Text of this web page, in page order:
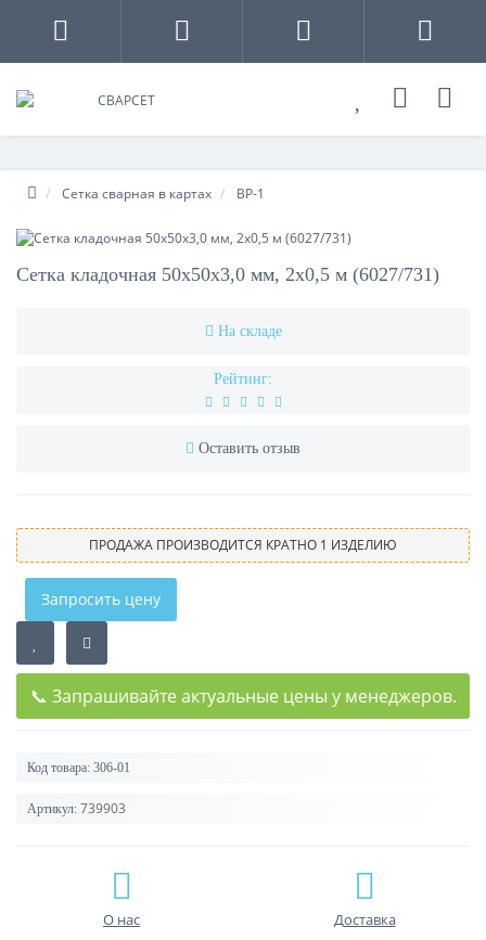
Сетка сварная в картах ВР-1
Сетка кладочная 50х50х3,0 мм, 2х0,5 м (6027/731)
На складе
Рейтинг:
Оставить отзыв
ПРОДАЖА ПРОИЗВОДИТСЯ КРАТНО 1 ИЗДЕЛИЮ
Запросить цену
📞 Запрашивайте актуальные цены у менеджеров.
Код товара: 306-01
Артикул: 739903
О нас Доставка